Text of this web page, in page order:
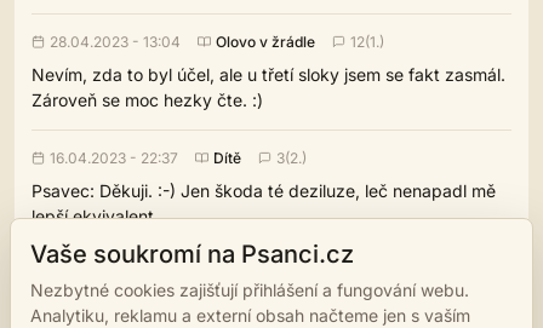
28.04.2023 - 13:04 Olovo v žrádle 12(1.)
Nevím, zda to byl účel, ale u třetí sloky jsem se fakt zasmál.
Zároveň se moc hezky čte. :)
16.04.2023 - 22:37 Dítě 3(2.)
Psavec: Děkuji. :-) Jen škoda té deziluze, leč nenapadl mě
lepší ekvivalent.
Moc hezké. Ocenil jsem, že to neskončilo katastrofou, ale
Vaše soukromí na Psanci.cz
Nezbytné cookies zajišťují přihlášení a fungování webu.
Analytiku, reklamu a externí obsah načteme jen s vaším